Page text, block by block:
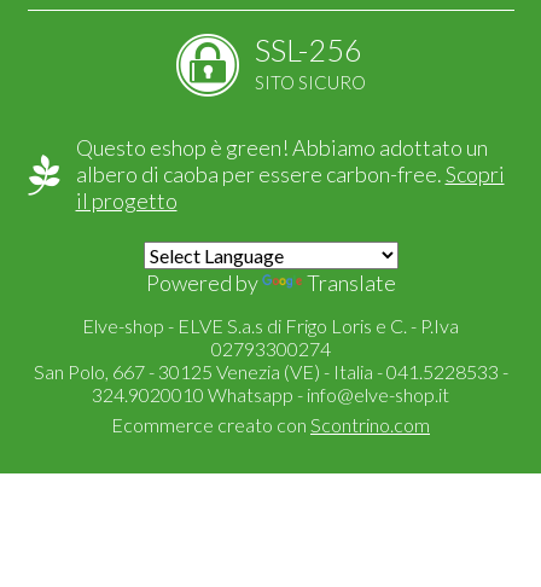
SSL-256
SITO SICURO
Questo eshop è green! Abbiamo adottato un
albero di caoba per essere carbon-free.Scopri
il progetto
Powered by Translate
Elve-shop - ELVE S.a.s di Frigo Loris e C. - P.Iva
02793300274
San Polo, 667 - 30125 Venezia (VE) - Italia - 041.5228533 -
324.9020010 Whatsapp - info@elve-shop.it
Ecommerce creato con Scontrino.com